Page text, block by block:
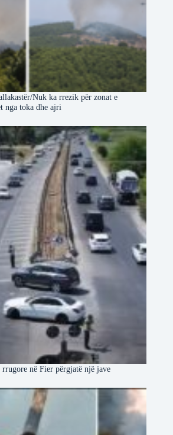
Nuk ka rrezik për zonat e
nga toka dhe ajri
në Fier përgjatë një jave